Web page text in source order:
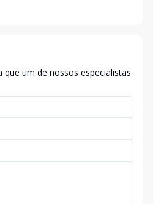
que um de nossos especialistas